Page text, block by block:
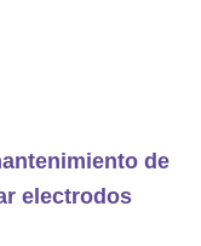
de
electrodos